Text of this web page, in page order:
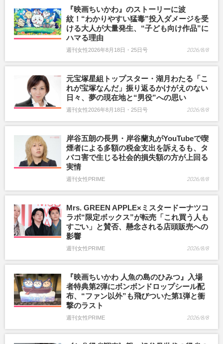
『映画ちいかわ』のストーリーに波
紋！“わかりやすい猛毒”投入ダメージを受
ける大人が大量発生、“子ども向け作品”に
ハマる理由
週刊女性2026年8月18日・25日号 2026/8/8
元宝塚星組トップスター・湖月わたる「こ
れが宝塚なんだ」振り返るかけがえのない
日々、夢の現在地と“男役”への思い
週刊女性2026年8月18日・25日号 2026/8/8
岸谷五朗の長男・岸谷蘭丸がYouTubeで喫
煙者による多額の税金支出を訴えるも、タ
バコ害で生じる社会的損失額の方が上回る
実情
週刊女性PRIME 2026/8/8
Mrs. GREEN APPLE×ミスタードーナツコ
ラボ“限定ボックス”が転売「これ買う人も
すごい」と賛否、懸念される店頭販売への
影響
週刊女性PRIME 2026/8/8
『映画ちいかわ 人魚の島のひみつ』入場
者特典第2弾にボンボンドロップシール配
布、“ファン以外”も飛びついた第1弾と衝
撃のラスト
週刊女性PRIME 2026/8/8